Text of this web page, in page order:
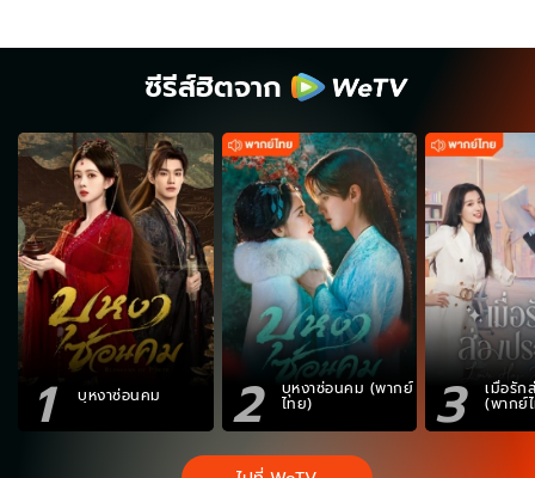
ซีรีส์ฮิตจาก
1 บุหงาซ่อนคม 2 บุหงาซ่อนคม (พากย์
ไทย) 3 เมื่อรัก
(พากย์